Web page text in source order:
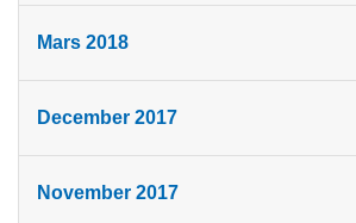
Mars 2018
December 2017
November 2017